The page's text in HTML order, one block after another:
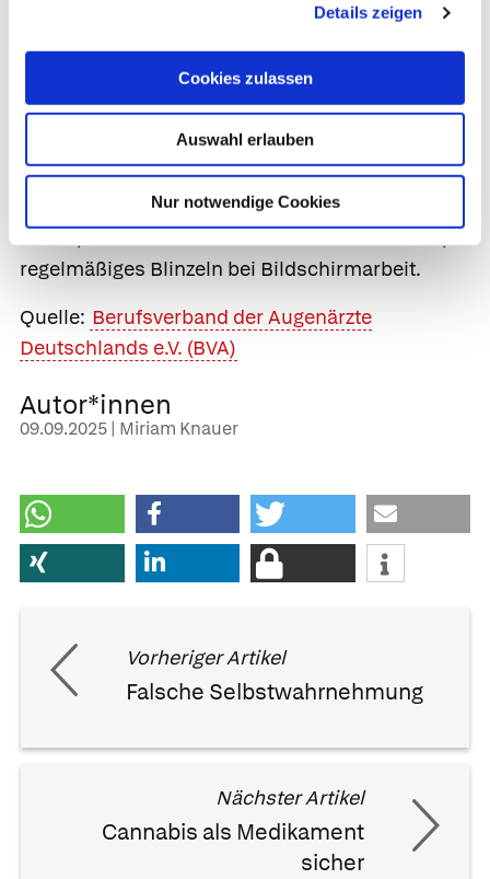
Details zeigen
Cookies zulassen
Auswahl erlauben
Nur notwendige Cookies
Abhilfe für Betroffene schaffen künstliche
Tränen (Tränenersatzmittel), die als Tropfen, Gel
oder Spray den Tränenfilm stabilisieren, sowie
Medikamente gegen die Entzündung. Richtiges
Verhalten im Alltag ist laut Augenärzt*innen ein
wichtiger Ansatzpunkt zur Vorbeugung der
Erkrankung. Sie empfehlen Spaziergänge im
regelmäßiges Blinzeln bei Bildschirmarbeit.
Quelle: Berufsverband der Augenärzte
Deutschlands e.V. (BVA)
Autor*innen
09.09.2025 | Miriam Knauer
Vorheriger Artikel
Falsche Selbstwahrnehmung
Nächster Artikel
Cannabis als Medikament
sicher